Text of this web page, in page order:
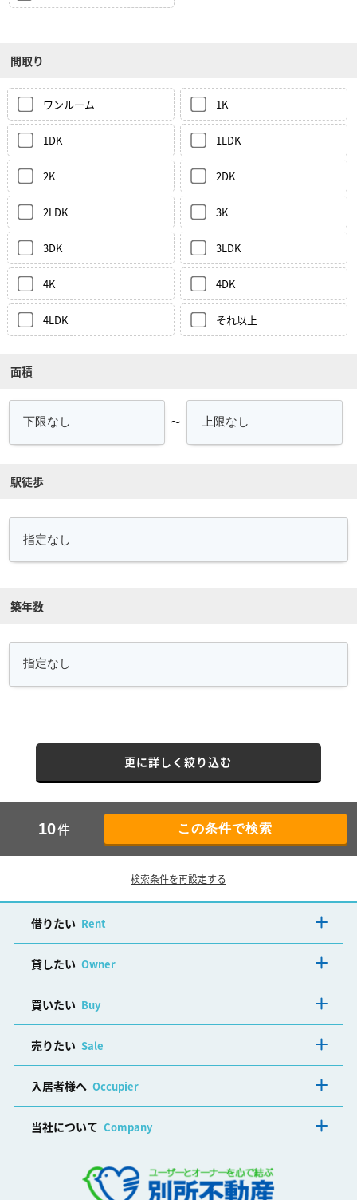
間取り
ワンルーム 1K
1DK 1LDK
2K 2DK
2LDK 3K
3DK 3LDK
4K 4DK
4LDK それ以上
面積
～
駅徒歩
築年数
更に詳しく絞り込む
10件
検索条件を再設定する
借りたい Rent
貸したい Owner
買いたい Buy
売りたい Sale
入居者様へ Occupier
当社について Company